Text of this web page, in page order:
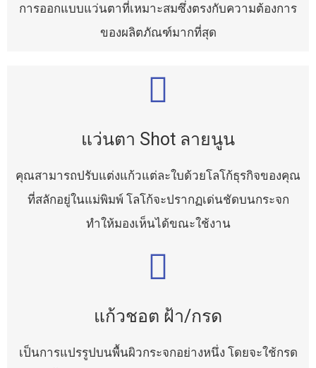
การออกแบบแว่นตาที่เหมาะสมซึ่งตรงกับความต้องการ
ของผลิตภัณฑ์มากที่สุด
แว่นตา Shot ลายนูน
คุณสามารถปรับแต่งแก้วแต่ละใบด้วยโลโก้ธุรกิจของคุณ
ที่สลักอยู่ในแม่พิมพ์ โลโก้จะปรากฏเด่นชัดบนกระจก
ทำให้มองเห็นได้ขณะใช้งาน
แก้วชอต ฝ้า/กรด
เป็นการแปรรูปบนพื้นผิวกระจกอย่างหนึ่ง โดยจะใช้กรด